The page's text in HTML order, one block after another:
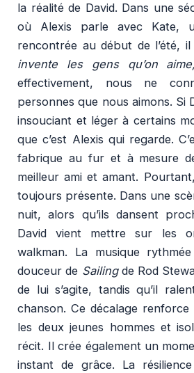
la réalité de David. Dans une
où Alexis parle avec Kate,
rencontrée au début de l’été,
invente les gens qu’on
effectivement, nous ne
personnes que nous aimons. Si
insouciant et léger à certains
que c’est Alexis qui regarde.
fabrique au fur et à mesure
meilleur ami et amant.
toujours présente. Dans une
nuit, alors qu’ils dansent
David vient mettre sur les
walkman. La musique
douceur de Sailingde Rod
de lui s’agite, tandis qu’il
chanson. Ce décalage
les deux jeunes hommes et
récit. Il crée également un
instant de grâce. La